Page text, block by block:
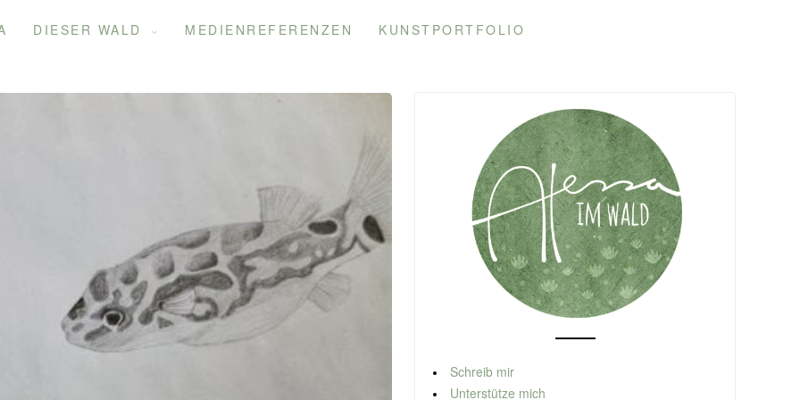
DIESER WALD MEDIENREFERENZEN KUNSTPORTFOLIO
Schreib mir
Unterstütze mich